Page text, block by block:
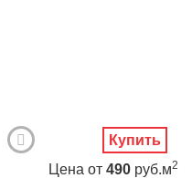
Цена от 490 руб.м2
Купить